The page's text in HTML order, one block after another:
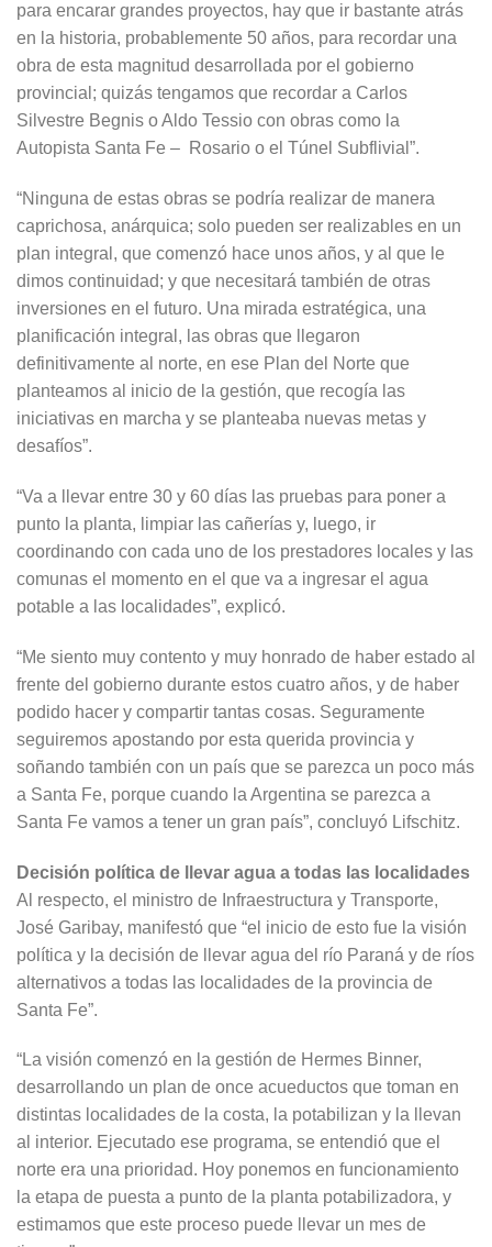
para encarar grandes proyectos, hay que ir bastante atrás
en la historia, probablemente 50 años, para recordar una
obra de esta magnitud desarrollada por el gobierno
provincial; quizás tengamos que recordar a Carlos
Silvestre Begnis o Aldo Tessio con obras como la
Autopista Santa Fe – Rosario o el Túnel Subflivial”.
“Ninguna de estas obras se podría realizar de manera
caprichosa, anárquica; solo pueden ser realizables en un
plan integral, que comenzó hace unos años, y al que le
dimos continuidad; y que necesitará también de otras
inversiones en el futuro. Una mirada estratégica, una
planificación integral, las obras que llegaron
definitivamente al norte, en ese Plan del Norte que
planteamos al inicio de la gestión, que recogía las
iniciativas en marcha y se planteaba nuevas metas y
desafíos”.
“Va a llevar entre 30 y 60 días las pruebas para poner a
punto la planta, limpiar las cañerías y, luego, ir
coordinando con cada uno de los prestadores locales y las
comunas el momento en el que va a ingresar el agua
potable a las localidades”, explicó.
“Me siento muy contento y muy honrado de haber estado al
frente del gobierno durante estos cuatro años, y de haber
podido hacer y compartir tantas cosas. Seguramente
seguiremos apostando por esta querida provincia y
soñando también con un país que se parezca un poco más
a Santa Fe, porque cuando la Argentina se parezca a
Santa Fe vamos a tener un gran país”, concluyó Lifschitz.
Decisión política de llevar agua a todas las localidades
Al respecto, el ministro de Infraestructura y Transporte,
José Garibay, manifestó que “el inicio de esto fue la visión
política y la decisión de llevar agua del río Paraná y de ríos
alternativos a todas las localidades de la provincia de
Santa Fe”.
“La visión comenzó en la gestión de Hermes Binner,
desarrollando un plan de once acueductos que toman en
distintas localidades de la costa, la potabilizan y la llevan
al interior. Ejecutado ese programa, se entendió que el
norte era una prioridad. Hoy ponemos en funcionamiento
la etapa de puesta a punto de la planta potabilizadora, y
estimamos que este proceso puede llevar un mes de